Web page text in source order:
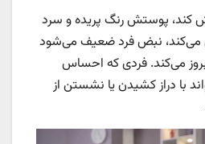
پوستش رنگ پریده و سرد
می‌کند، نبض فرد ضعیف می‌شود
می‌کند. فردی که احساس
با دراز کشیدن یا نشستن از